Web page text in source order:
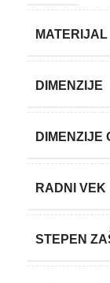
MATERIJAL
DIMENZIJE
DIMENZIJE
RADNI VEK
STEPEN